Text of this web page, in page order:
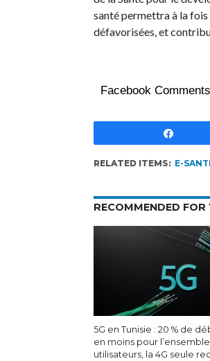
santé permettra à la fois
défavorisées, et
Facebook Comments
RELATED ITEMS: E-
RECOMMENDED FOR
5G en Tunisie : 20 % de
en moins pour
utilisateurs, la 4G seule